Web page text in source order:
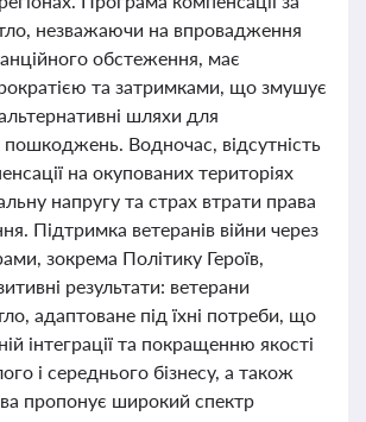
незважаючи на впровадження
обстеження, має
та затримками, що змушує
шляхи для
Водночас, відсутність
на окупованих територіях
напругу та страх втрати права
Підтримка ветеранів війни через
зокрема Політику Героїв,
результати: ветерани
адаптоване під їхні потреби, що
інтеграції та покращенню якості
і середнього бізнесу, а також
пропонує широкий спектр